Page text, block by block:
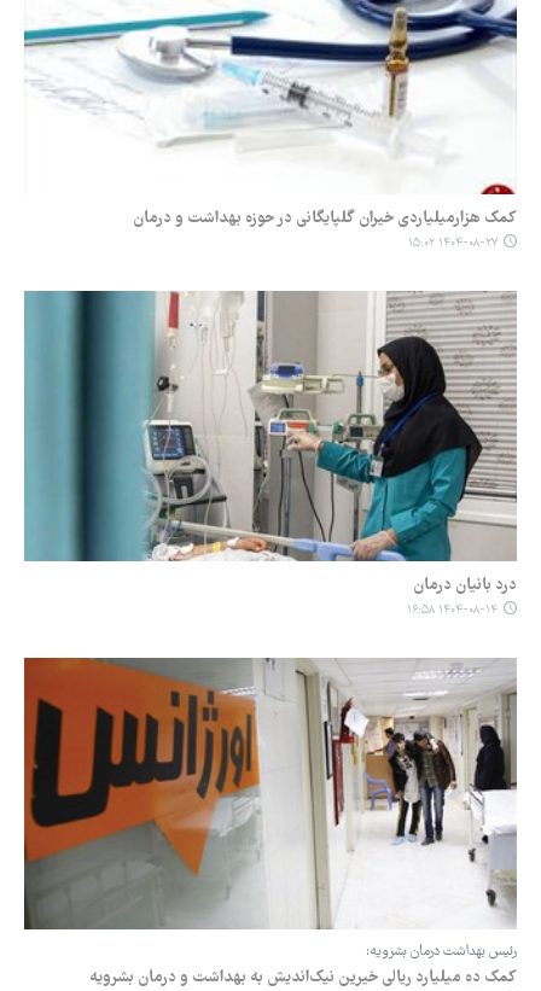
کمک هزارمیلیاردی خیران گلپایگانی در حوزه بهداشت و درمان
۱۴۰۴-۰۸-۲۷ ۱۵:۰۲
درد بانیان درمان
۱۴۰۴-۰۸-۱۴ ۱۶:۵۸
رئیس بهداشت درمان بشرویه:
کمک ده میلیارد ریالی خیرین نیک‌اندیش به بهداشت و درمان بشرویه